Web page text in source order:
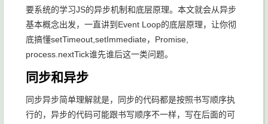
要系统的学习JS的异步机制和底层原理。本文就会从异步
基本概念出发，一直讲到Event Loop的底层原理，让你彻
底搞懂setTimeout setImmediate， Promise
process.nextTick谁先谁后这一类问题。
同步和异步
同步异步简单理解就是，同步的代码都是按照书写顺序执
行的，异步的代码可能跟书写顺序不一样，写在后面的可